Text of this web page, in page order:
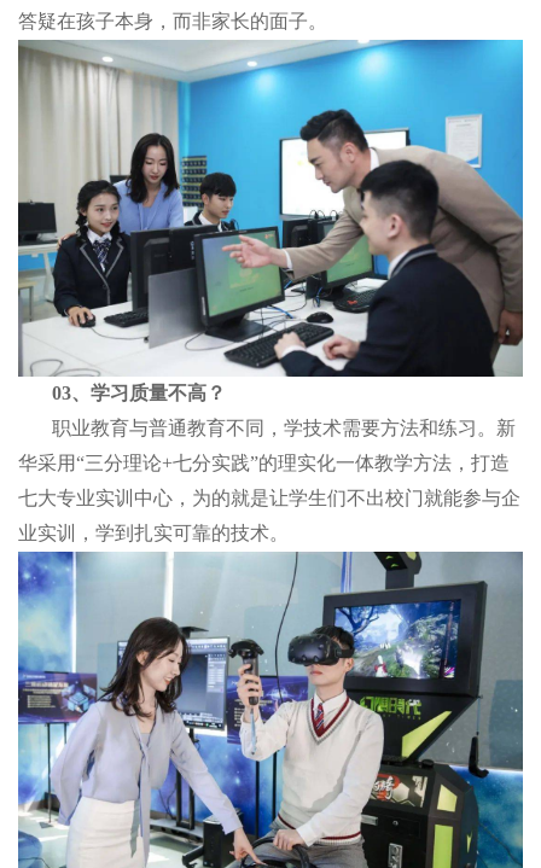
答疑在孩子本身，而非家长的面子。
03、学习质量不高？
职业教育与普通教育不同，学技术需要方法和练习。新
华采用“三分理论+七分实践”的理实化一体教学方法，打造
七大专业实训中心，为的就是让学生们不出校门就能参与企
业实训，学到扎实可靠的技术。